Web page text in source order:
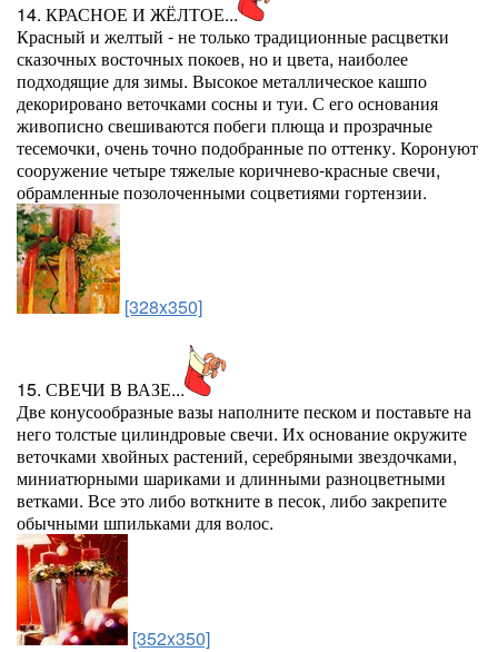
14. КРАСНОЕ И ЖЁЛТОЕ...
Красный и желтый - не только традиционные расцветки
сказочных восточных покоев, но и цвета, наиболее
подходящие для зимы. Высокое металлическое кашпо
декорировано веточками сосны и туи. С его основания
живописно свешиваются побеги плюща и прозрачные
тесемочки, очень точно подобранные по оттенку. Коронуют
сооружение четыре тяжелые коричнево-красные свечи,
обрамленные позолоченными соцветиями гортензии.
[328x350]
15. СВЕЧИ В ВАЗЕ...
Две конусообразные вазы наполните песком и поставьте на
него толстые цилиндровые свечи. Их основание окружите
веточками хвойных растений, серебряными звездочками,
миниатюрными шариками и длинными разноцветными
ветками. Все это либо воткните в песок, либо закрепите
обычными шпильками для волос.
[352x350]